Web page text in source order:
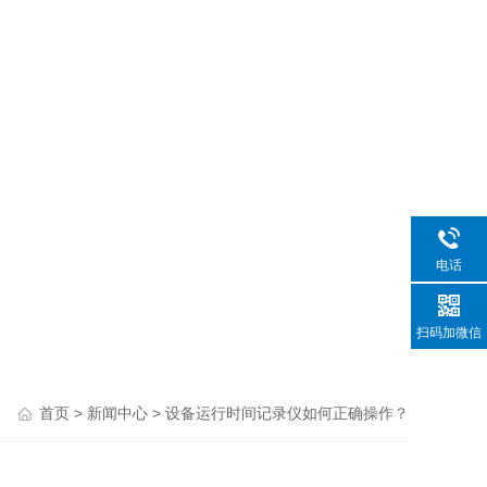
首页 > 新闻中心 > 设备运行时间记录仪如何正确操作？
电话
扫码加微信